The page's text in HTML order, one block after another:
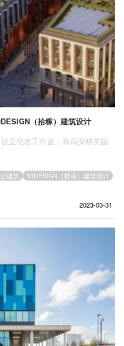
（拾稼）建筑设计
立伦敦工作室，布局深耕英国
建筑 10DESIGN（拾稼）建筑设计
2023-03-31